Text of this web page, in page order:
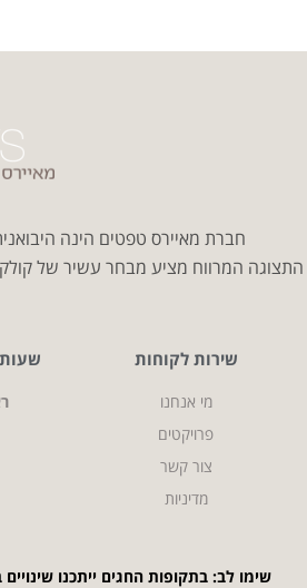
חברת מאיירס טפטים הינה
המרווח מציע מבחר עשיר של
שירות לקוחות
מי אנחנו
פרויקטים
צור קשר
מדיניות
שעות
שימו לב: בתקופות החגים ייתכנו